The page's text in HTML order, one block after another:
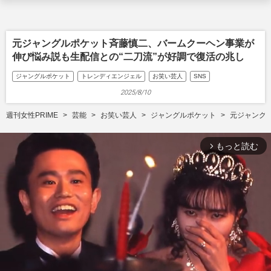
元ジャングルポケット斉藤慎二、バームクーヘン事業が
伸び悩み説も生配信との“二刀流”が好調で復活の兆し
ジャングルポケット トレンディエンジェル お笑い芸人 SNS
2025/8/10
週刊女性PRIME 芸能 お笑い芸人 ジャングルポケット 元ジャング
arrow_forward_ios もっと読む